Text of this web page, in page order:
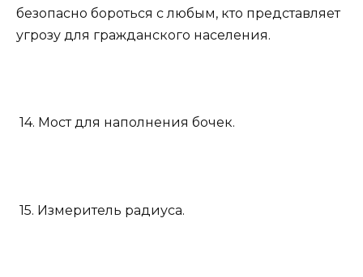
безопасно бороться с любым, кто представляет
угрозу для гражданского населения.
14. Мост для наполнения бочек.
15. Измеритель радиуса.